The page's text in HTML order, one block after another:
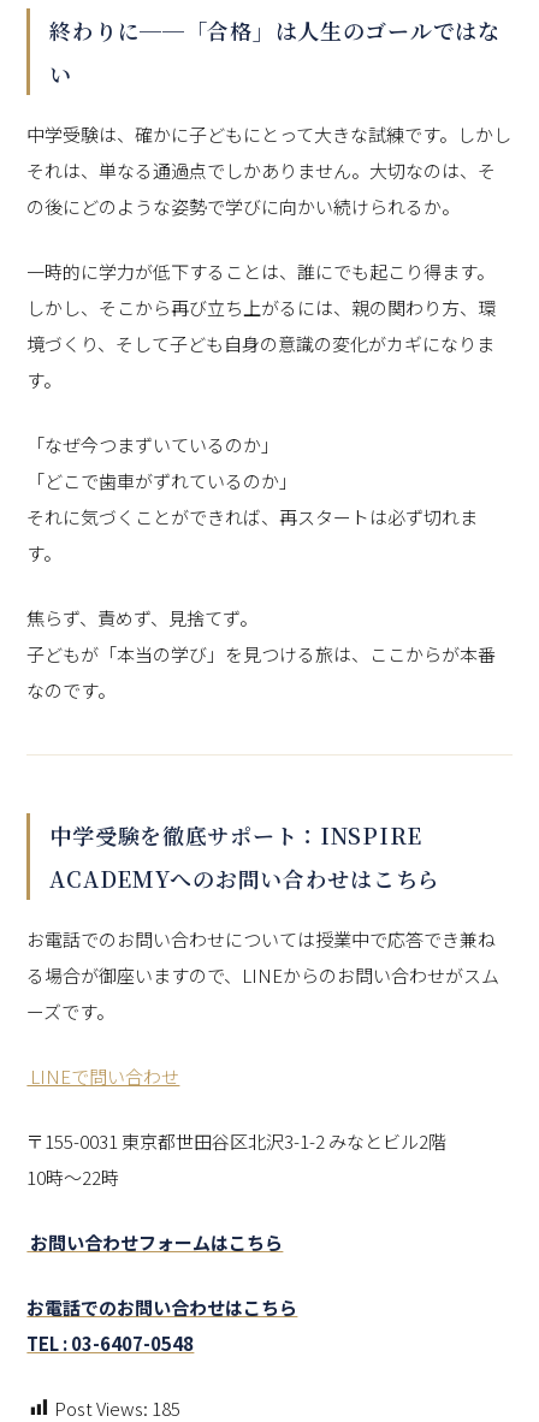
終わりに──「合格」は人生のゴールではな
い
中学受験は、確かに子どもにとって大きな試練です。しかし
それは、単なる通過点でしかありません。大切なのは、そ
の後にどのような姿勢で学びに向かい続けられるか。
一時的に学力が低下することは、誰にでも起こり得ます。
しかし、そこから再び立ち上がるには、親の関わり方、環
境づくり、そして子ども自身の意識の変化がカギになりま
す。
「なぜ今つまずいているのか」
「どこで歯車がずれているのか」
それに気づくことができれば、再スタートは必ず切れま
す。
焦らず、責めず、見捨てず。
子どもが「本当の学び」を見つける旅は、ここからが本番
なのです。
中学受験を徹底サポート：INSPIRE
ACADEMYへのお問い合わせはこちら
お電話でのお問い合わせについては授業中で応答でき兼ね
る場合が御座いますので、LINEからのお問い合わせがスム
ーズです。
LINEで問い合わせ
〒155-0031 東京都世田谷区北沢3-1-2 みなとビル2階
10時～22時
お問い合わせフォームはこちら
お電話でのお問い合わせはこちら
TEL : 03-6407-0548
Post Views: 185